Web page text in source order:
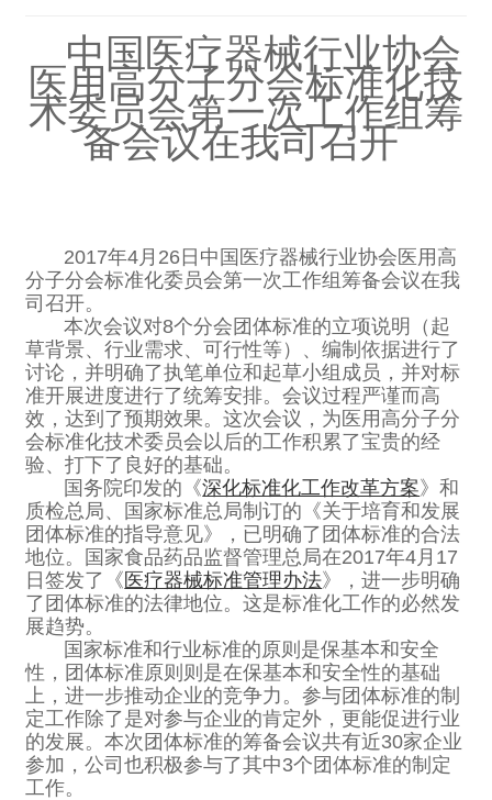
中国医疗器械行业协会
医用高分子分会标准化技
术委员会第一次工作组筹
备会议在我司召开
2017年4月26日中国医疗器械行业协会医用高
分子分会标准化委员会第一次工作组筹备会议在我
司召开。
本次会议对8个分会团体标准的立项说明（起
草背景、行业需求、可行性等）、编制依据进行了
讨论，并明确了执笔单位和起草小组成员，并对标
准开展进度进行了统筹安排。会议过程严谨而高
效，达到了预期效果。这次会议，为医用高分子分
会标准化技术委员会以后的工作积累了宝贵的经
验、打下了良好的基础。
国务院印发的《深化标准化工作改革方案》和
质检总局、国家标准总局制订的《关于培育和发展
团体标准的指导意见》，已明确了团体标准的合法
地位。国家食品药品监督管理总局在2017年4月17
日签发了《医疗器械标准管理办法》，进一步明确
了团体标准的法律地位。这是标准化工作的必然发
展趋势。
国家标准和行业标准的原则是保基本和安全
性，团体标准原则则是在保基本和安全性的基础
上，进一步推动企业的竞争力。参与团体标准的制
定工作除了是对参与企业的肯定外，更能促进行业
的发展。本次团体标准的筹备会议共有近30家企业
参加，公司也积极参与了其中3个团体标准的制定
工作。